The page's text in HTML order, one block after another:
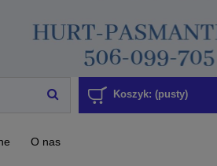
Koszyk: (pusty)
O nas